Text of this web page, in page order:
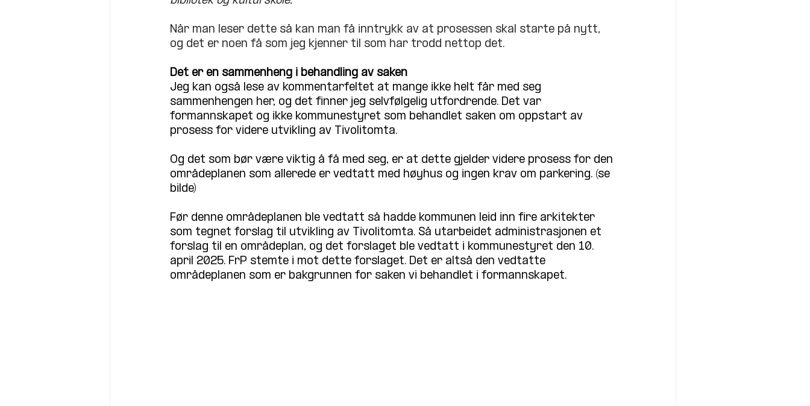
Når man leser dette så kan man få inntrykk av at prosessen skal starte på nytt,
og det er noen få som jeg kjenner til som har trodd nettop det.
Det er en sammenheng i behandling av saken
Jeg kan også lese av kommentarfeltet at mange ikke helt får med seg
sammenhengen her, og det finner jeg selvfølgelig utfordrende. Det var
formannskapet og ikke kommunestyret som behandlet saken om oppstart av
prosess for videre utvikling av Tivolitomta.
Og det som bør være viktig å få med seg, er at dette gjelder videre prosess for den
områdeplanen som allerede er vedtatt med høyhus og ingen krav om parkering. (se
bilde)
Før denne områdeplanen ble vedtatt så hadde kommunen leid inn fire arkitekter
som tegnet forslag til utvikling av Tivolitomta. Så utarbeidet administrasjonen et
forslag til en områdeplan, og det forslaget ble vedtatt i kommunestyret den 10.
april 2025. FrP stemte i mot dette forslaget. Det er altså den vedtatte
områdeplanen som er bakgrunnen for saken vi behandlet i formannskapet.